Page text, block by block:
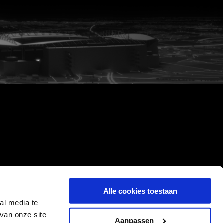
media te
onze site
Alle cookies toestaan
Aanpassen